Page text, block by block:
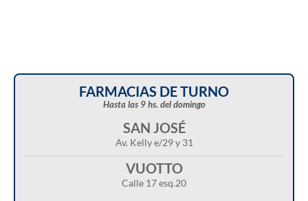
FARMACIAS DE TURNO
Hasta las 9 hs. del domingo
SAN JOSÉ
Av. Kelly e/29 y 31
VUOTTO
Calle 17 esq.20